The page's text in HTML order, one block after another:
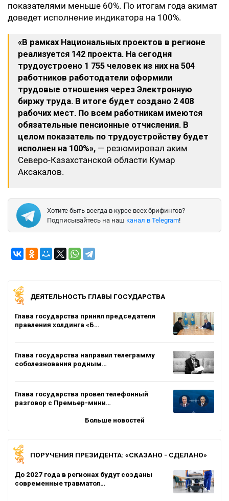
показателями меньше 60%. По итогам года акимат
доведет исполнение индикатора на 100%.
«В рамках Национальных проектов в регионе
реализуется 142 проекта. На сегодня
трудоустроено 1 755 человек из них на 504
работников работодатели оформили
трудовые отношения через Электронную
биржу труда. В итоге будет создано 2 408
рабочих мест. По всем работникам имеются
обязательные пенсионные отчисления. В
целом показатель по трудоустройству будет
исполнен на 100%», — резюмировал аким
Северо-Казахстанской области Кумар
Аксакалов.
Хотите быть всегда в курсе всех брифингов?
Подписывайтесь на наш канал в Telegram!
ДЕЯТЕЛЬНОСТЬ ГЛАВЫ ГОСУДАРСТВА
Глава государства принял председателя
правления холдинга «Б…
Глава государства направил телеграмму
соболезнования родным…
Глава государства провел телефонный
разговор с Премьер-мини…
Больше новостей
ПОРУЧЕНИЯ ПРЕЗИДЕНТА: «СКАЗАНО - СДЕЛАНО»
До 2027 года в регионах будут созданы
современные травматол…